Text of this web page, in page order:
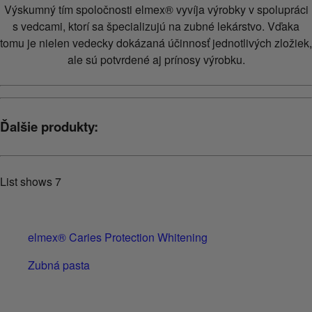
Výskumný tím spoločnosti elmex® vyvíja výrobky v spolupráci
s vedcami, ktorí sa špecializujú na zubné lekárstvo. Vďaka
tomu je nielen vedecky dokázaná účinnosť jednotlivých zložiek,
ale sú potvrdené aj prínosy výrobku.
Ďalšie produkty:
List shows7
elmex® Caries Protection Whitening
Zubná pasta